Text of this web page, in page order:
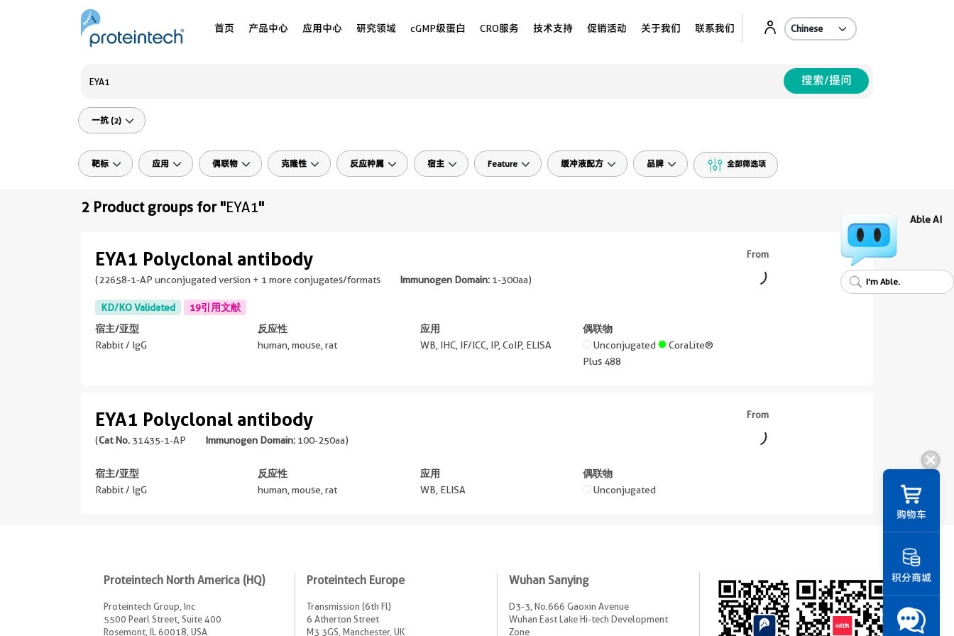
首页 产品中心 应用中心 研究领域 cGMP级蛋白 CRO服务 技术支持 促销活动 关于我们 联系我们
搜索/提问
一抗 (2)
靶标 应用 偶联物 克隆性 反应种属 宿主 Feature 缓冲液配方 品牌 全部筛选项
2 Product groups for "EYA1"
EYA1 Polyclonal antibody
(22658-1-AP unconjugated version + 1 more conjugates/formats Immunogen Domain: 1-300aa)
KD/KO Validated
19引用文献
宿主/亚型
Rabbit / IgG
反应性
human, mouse, rat
应用
WB, IHC, IF/ICC, IP, CoIP, ELISA
偶联物
Unconjugated
CoraLite®
Plus 488
From
EYA1 Polyclonal antibody
(Cat No. 31435-1-AP Immunogen Domain: 100-250aa)
宿主/亚型
Rabbit / IgG
反应性
human, mouse, rat
应用
WB, ELISA
偶联物
Unconjugated
From
购物车
积分商城
Able AI
I'm Able.
Proteintech North America (HQ)
Proteintech Group, Inc
5500 Pearl Street, Suite 400
Rosemont, IL 60018, USA
Proteintech Europe
Transmission (6th Fl)
6 Atherton Street
M3 3GS, Manchester, UK
Wuhan Sanying
D3-3, No.666 Gaoxin Avenue
Wuhan East Lake Hi-tech Development
Zone